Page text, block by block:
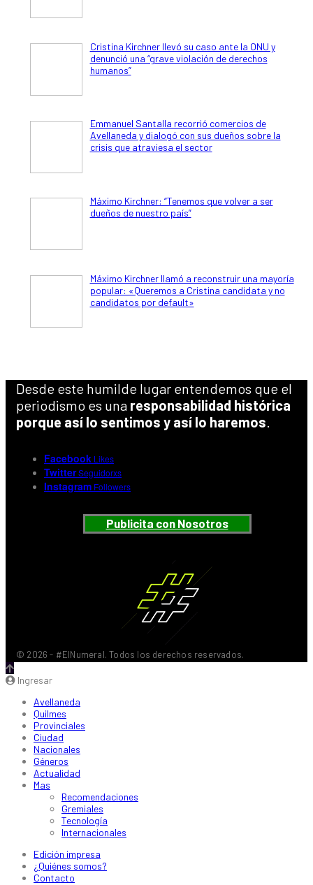
Cristina Kirchner llevó su caso ante la ONU y
denunció una “grave violación de derechos
humanos”
Emmanuel Santalla recorrió comercios de
Avellaneda y dialogó con sus dueños sobre la
crisis que atraviesa el sector
Máximo Kirchner: “Tenemos que volver a ser
dueños de nuestro país”
Máximo Kirchner llamó a reconstruir una mayoría
popular: «Queremos a Cristina candidata y no
candidatos por default»
Desde este humilde lugar entendemos que el
periodismo es una responsabilidad histórica
porque así lo sentimos y así lo haremos
Facebook Likes
TwitterSeguidorxs
Instagram Followers
Publicita con Nosotros
© 2026 - #ElNumeral. Todos los derechos reservados.
Ingresar
Avellaneda
Quilmes
Provinciales
Ciudad
Nacionales
Géneros
Actualidad
Mas
Recomendaciones
Gremiales
Tecnología
Internacionales
Edición impresa
¿Quiénes somos?
Contacto